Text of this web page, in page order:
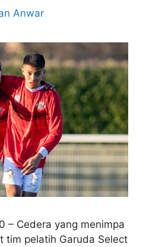
Anwar
– Cedera yang menimpa
tim pelatih Garuda Select